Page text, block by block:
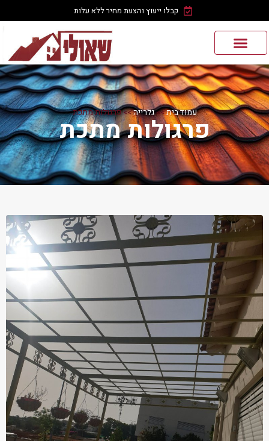
קבלו ייעוץ והצעת מחיר ללא עלות
עמוד בית>>גלרייה>>פרגולות מתכת‎
פרגולות מתכת‎